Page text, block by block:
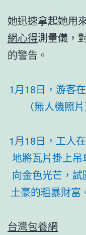
她迅速拿起她用
網心得測量儀，
的警告。
1月18日，游客
（無人機照
1月18日，工人
地將瓦片掛上
向金色光芒，試
土豪的粗暴財富
台灣包養網